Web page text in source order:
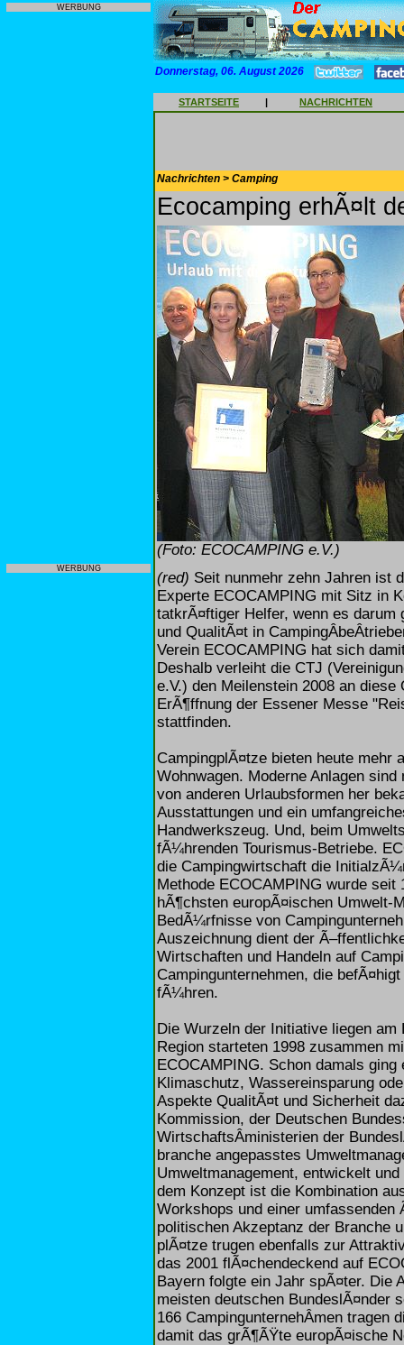
WERBUNG
WERBUNG
Donnerstag, 06. August 2026
STARTSEITE | NACHRICHTEN
Nachrichten > Camping
Ecocamping erhÃ¤lt
(Foto: ECOCAMPING e.V.)
(red) Seit nunmehr zehn Jahren ist
Experte ECOCAMPING mit Sitz in
tatkrÃ¤ftiger Helfer, wenn es
und QualitÃ¤t in
Verein ECOCAMPING hat sich
Deshalb verleiht die CTJ
e.V.) den Meilenstein 2008 an
ErÃ¶ffnung der Essener Messe
stattfinden.
CampingplÃ¤tze bieten heute
Wohnwagen. Moderne Anlagen
von anderen Urlaubsformen her
Ausstattungen und ein
Handwerkszeug. Und, beim
fÃ¼hrenden Tourismus-Betriebe.
die Campingwirtschaft die
Methode ECOCAMPING wurde
hÃ¶chsten europÃ¤ischen Umwelt-
BedÃ¼rfnisse von
Auszeichnung dient der
Wirtschaften und Handeln auf
Campingunternehmen, die
fÃ¼hren.
Die Wurzeln der Initiative liegen am
Region starteten 1998 zusammen
ECOCAMPING. Schon damals
Klimaschutz, Wassereinsparung
Aspekte QualitÃ¤t und Sicherheit
Kommission, der Deutschen
WirtschaftsÂ­ministerien der
branche angepasstes
Umweltmanagement, entwickelt
dem Konzept ist die Kombination
Workshops und einer
politischen Akzeptanz der Branche
plÃ¤tze trugen ebenfalls zur
das 2001 flÃ¤chendeckend auf
Bayern folgte ein Jahr spÃ¤ter. Die
meisten deutschen BundeslÃ¤nder
166 CampingunternehÂ­men tragen
damit das grÃ¶ÃŸte europÃ¤ische